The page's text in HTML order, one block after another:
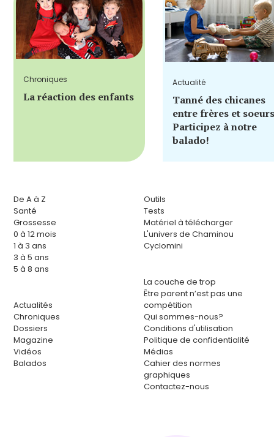
Chroniques
La réaction des enfants
Actualité
Tanné des chicanes
entre frères et
Participez à notre
balado!
De A à Z
Santé
Grossesse
0 à 12 mois
1 à 3 ans
3 à 5 ans
5 à 8 ans
Actualités
Chroniques
Dossiers
Magazine
Vidéos
Balados
Outils
Tests
Matériel à télécharger
L'univers de Chaminou
Cyclomini
La couche de trop
Être parent n’est pas une
compétition
Qui sommes-nous?
Conditions d'utilisation
Politique de confidentialité
Médias
Cahier des normes
graphiques
Contactez-nous